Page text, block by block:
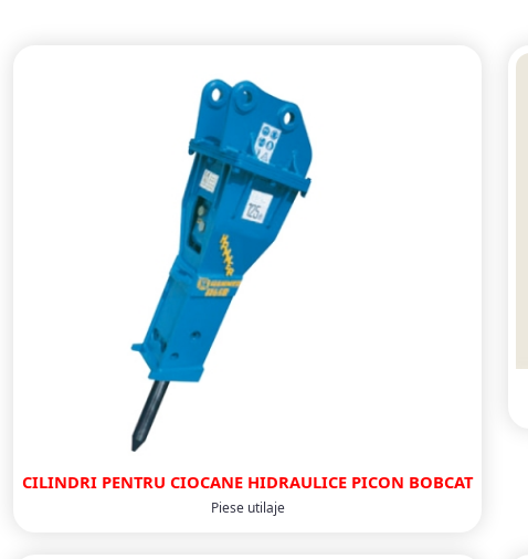
CILINDRI PENTRU CIOCANE HIDRAULICE PICON BOBCAT
Piese utilaje